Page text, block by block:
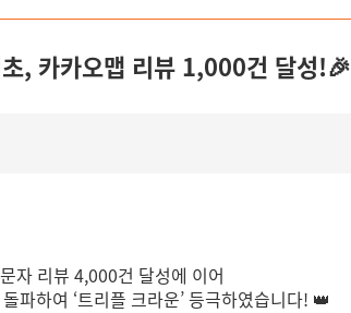
, 카카오맵 리뷰 1,000건 달성!🎉
자 리뷰 4,000건 달성에 이어
파하여 ‘트리플 크라운’ 등극하였습니다! 👑